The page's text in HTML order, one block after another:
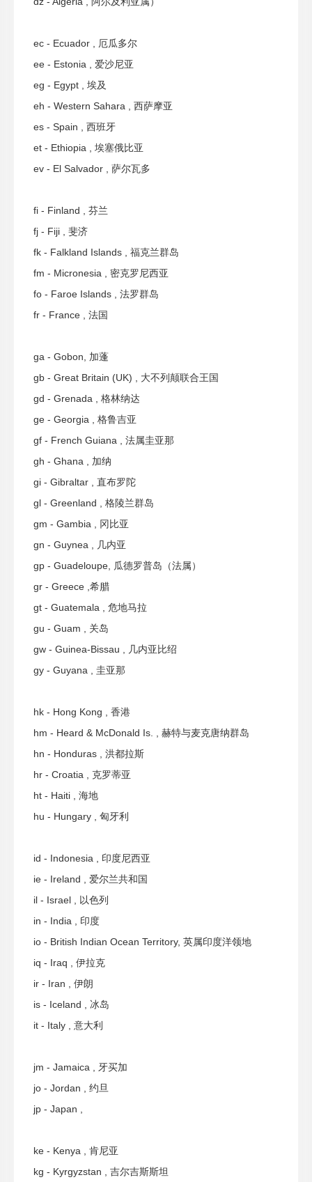
ec - Ecuador , 厄瓜多尔
ee - Estonia , 爱沙尼亚
eg - Egypt , 埃及
eh - Western Sahara , 西萨摩亚
es - Spain , 西班牙
et - Ethiopia , 埃塞俄比亚
ev - El Salvador , 萨尔瓦多
fi - Finland , 芬兰
fj - Fiji , 斐济
fk - Falkland Islands , 福克兰群岛
fm - Micronesia , 密克罗尼西亚
fo - Faroe Islands , 法罗群岛
fr - France , 法国
ga - Gobon, 加蓬
gb - Great Britain (UK) , 大不列颠联合王国
gd - Grenada , 格林纳达
ge - Georgia , 格鲁吉亚
gf - French Guiana , 法属圭亚那
gh - Ghana , 加纳
gi - Gibraltar , 直布罗陀
gl - Greenland , 格陵兰群岛
gm - Gambia , 冈比亚
gn - Guynea , 几内亚
gp - Guadeloupe, 瓜德罗普岛（法属）
gr - Greece ,希腊
gt - Guatemala , 危地马拉
gu - Guam , 关岛
gw - Guinea-Bissau , 几内亚比绍
gy - Guyana , 圭亚那
hk - Hong Kong , 香港
hm - Heard & McDonald Is. , 赫特与麦克唐纳群岛
hn - Honduras , 洪都拉斯
hr - Croatia , 克罗蒂亚
ht - Haiti , 海地
hu - Hungary , 匈牙利
id - Indonesia , 印度尼西亚
ie - Ireland , 爱尔兰共和国
il - Israel , 以色列
in - India , 印度
io - British Indian Ocean Territory, 英属印度洋领地
iq - Iraq , 伊拉克
ir - Iran , 伊朗
is - Iceland , 冰岛
it - Italy , 意大利
jm - Jamaica , 牙买加
jo - Jordan , 约旦
jp - Japan ,
ke - Kenya , 肯尼亚
kg - Kyrgyzstan , 吉尔吉斯斯坦